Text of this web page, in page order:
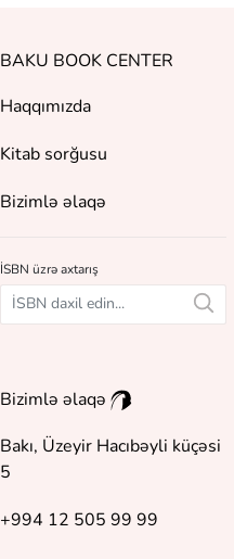
BAKU BOOK CENTER
Haqqımızda
Kitab sorğusu
Bizimlə əlaqə
İSBN üzrə axtarış
Bizimlə əlaqə
Bakı, Üzeyir Hacıbəyli küçəsi
5
+994 12 505 99 99